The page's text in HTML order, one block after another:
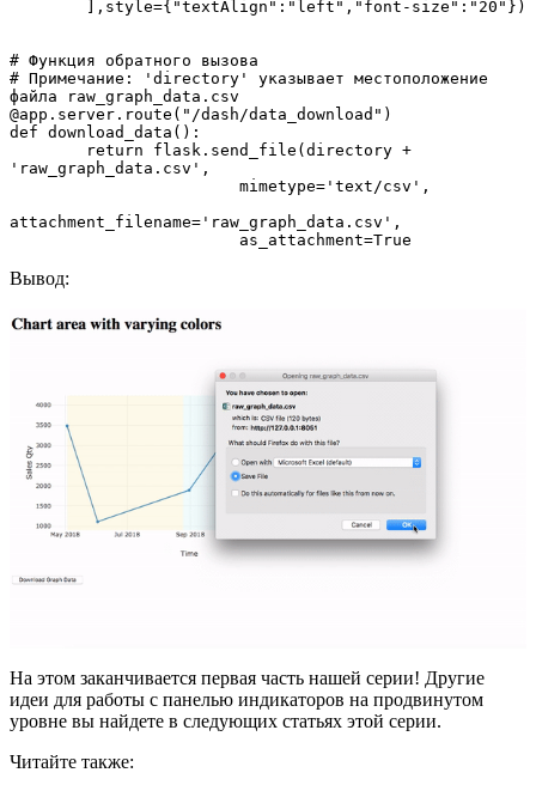
# Функция обратного вызова
# Примечание: 'directory' указывает местоположение
файла raw_graph_data.csv
@app.server.route("/dash/data_download")
def download_data():
'raw_graph_data.csv',
attachment_filename='raw_graph_data.csv',
                    	as_attachment=True
Вывод:
На этом заканчивается первая часть нашей серии! Другие
идеи для работы с панелью индикаторов на продвинутом
уровне вы найдете в следующих статьях этой серии.
Читайте также: